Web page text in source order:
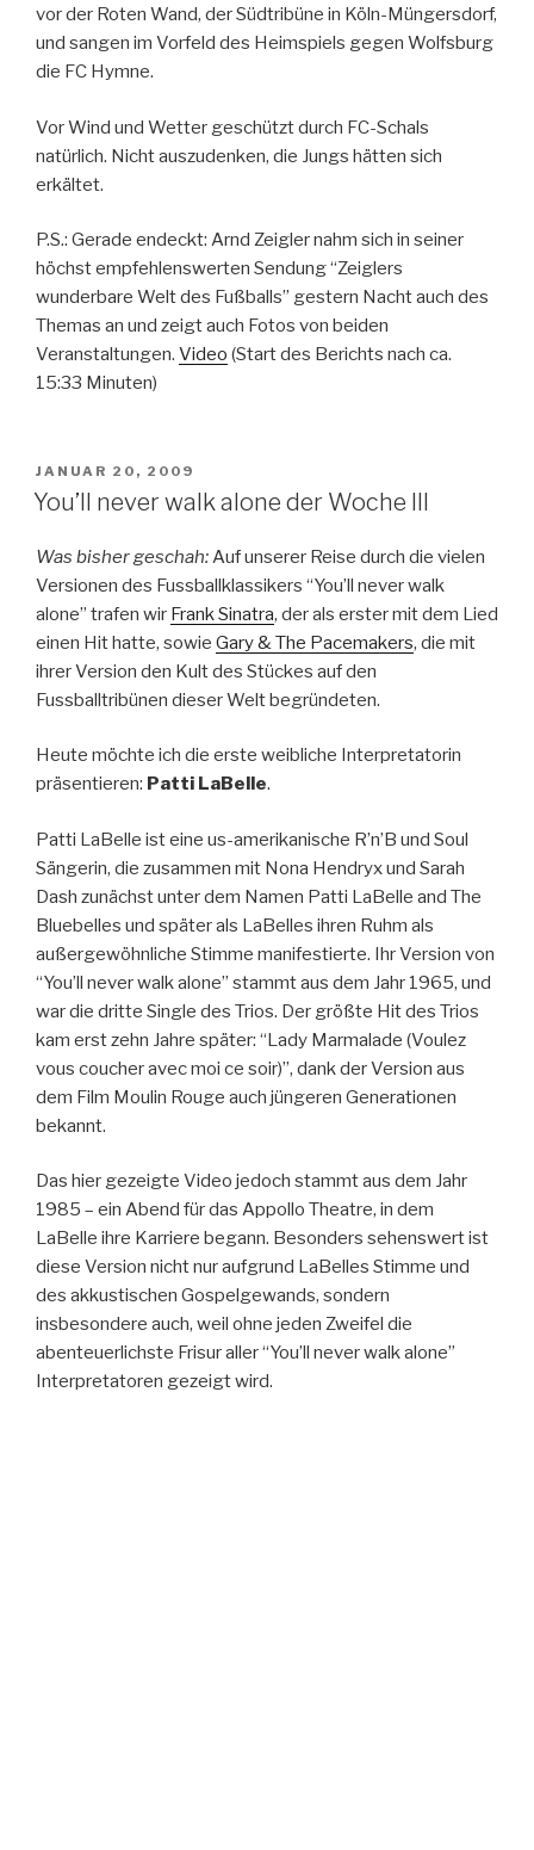
vor der Roten Wand, der Südtribüne in Köln-Müngersdorf,
und sangen im Vorfeld des Heimspiels gegen Wolfsburg
die FC Hymne.
Vor Wind und Wetter geschützt durch FC-Schals
natürlich. Nicht auszudenken, die Jungs hätten sich
erkältet.
P.S.: Gerade endeckt: Arnd Zeigler nahm sich in seiner
höchst empfehlenswerten Sendung “Zeiglers
wunderbare Welt des Fußballs” gestern Nacht auch des
Themas an und zeigt auch Fotos von beiden
Veranstaltungen. Video (Start des Berichts nach ca.
15:33 Minuten)
VERÖFFENTLICHT
AM
JANUAR 20, 2009
You’ll never walk alone der Woche III
Was bisher geschah: Auf unserer Reise durch die vielen
Versionen des Fussballklassikers “You’ll never walk
alone” trafen wir Frank Sinatra, der als erster mit dem Lied
einen Hit hatte, sowie Gary & The Pacemakers, die mit
ihrer Version den Kult des Stückes auf den
Fussballtribünen dieser Welt begründeten.
Heute möchte ich die erste weibliche Interpretatorin
präsentieren: Patti LaBelle.
Patti LaBelle ist eine us-amerikanische R’n’B und Soul
Sängerin, die zusammen mit Nona Hendryx und Sarah
Dash zunächst unter dem Namen Patti LaBelle and The
Bluebelles und später als LaBelles ihren Ruhm als
außergewöhnliche Stimme manifestierte. Ihr Version von
“You’ll never walk alone” stammt aus dem Jahr 1965, und
war die dritte Single des Trios. Der größte Hit des Trios
kam erst zehn Jahre später: “Lady Marmalade (Voulez
vous coucher avec moi ce soir)”, dank der Version aus
dem Film Moulin Rouge auch jüngeren Generationen
bekannt.
Das hier gezeigte Video jedoch stammt aus dem Jahr
1985 – ein Abend für das Appollo Theatre, in dem
LaBelle ihre Karriere begann. Besonders sehenswert ist
diese Version nicht nur aufgrund LaBelles Stimme und
des akkustischen Gospelgewands, sondern
insbesondere auch, weil ohne jeden Zweifel die
abenteuerlichste Frisur aller “You’ll never walk alone”
Interpretatoren gezeigt wird.